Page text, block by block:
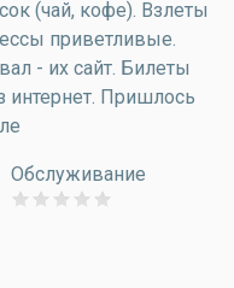
(чай, кофе). Взлеты
приветливые.
- их сайт. Билеты
интернет. Пришлось
Обслуживание